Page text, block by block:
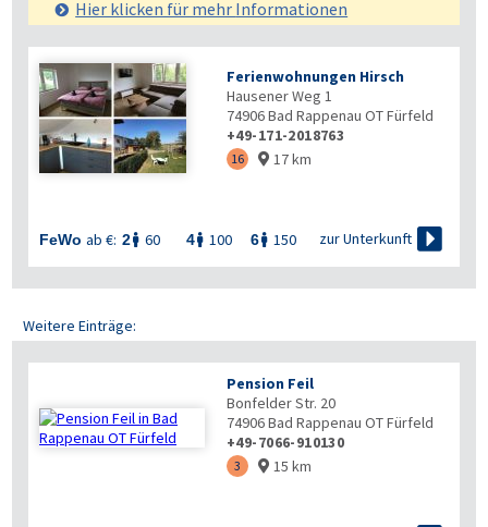
Hier klicken für mehr Informationen
Ferienwohnungen Hirsch
Hausener Weg 1
74906Bad Rappenau OT Fürfeld
+49-171-2018763
16  17 km
FeWo ab €: 2 60 4 100 6 150 zur Unterkunft 
Weitere Einträge:
Pension Feil
Bonfelder Str. 20
74906Bad Rappenau OT Fürfeld
+49-7066-910130
3  15 km